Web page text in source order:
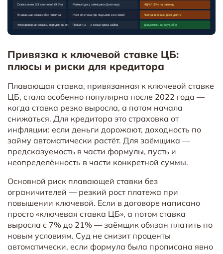
Привязка к ключевой ставке ЦБ:
плюсы и риски для кредитора
Плавающая ставка, привязанная к ключевой ставке
ЦБ, стала особенно популярна после 2022 года —
когда ставка резко выросла, а потом начала
снижаться. Для кредитора это страховка от
инфляции: если деньги дорожают, доходность по
займу автоматически растёт. Для заёмщика —
предсказуемость в части формулы, пусть и
неопределённость в части конкретной суммы.
Основной риск плавающей ставки без
ограничителей — резкий рост платежа при
повышении ключевой. Если в договоре написано
просто «ключевая ставка ЦБ», а потом ставка
выросла с 7% до 21% — заёмщик обязан платить по
новым условиям. Суд не снизит проценты
автоматически, если формула была прописана явно